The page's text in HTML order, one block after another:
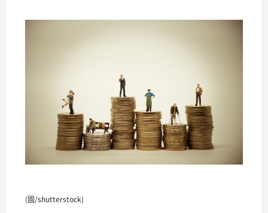
(圖/shutterstock)